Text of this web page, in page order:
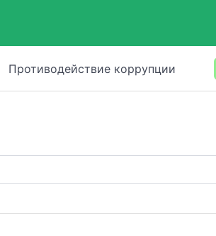
Противодействие коррупции